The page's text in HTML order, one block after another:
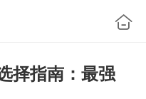
择指南：最强